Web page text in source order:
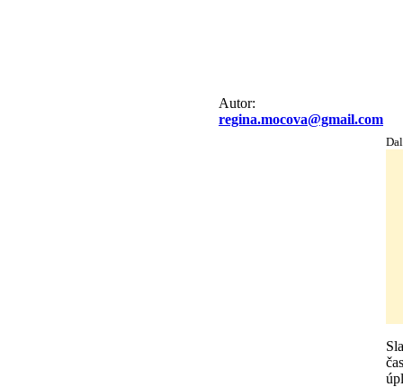
Autor:
regina.mocova@gmail.com